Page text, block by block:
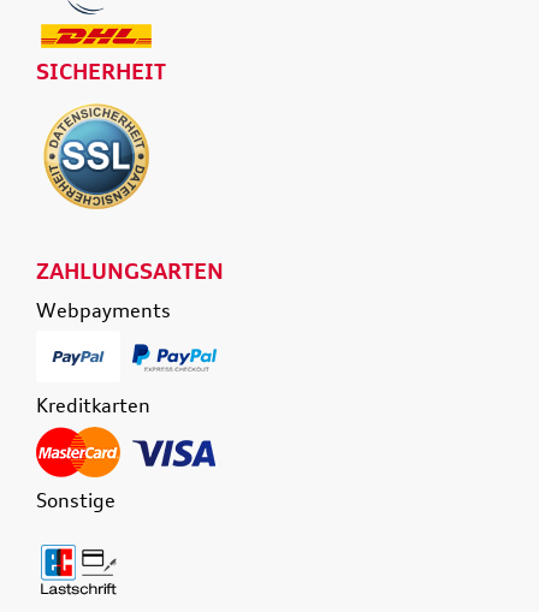
SICHERHEIT
ZAHLUNGSARTEN
Webpayments
Kreditkarten
Sonstige